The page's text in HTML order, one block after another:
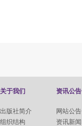
关于我们
出版社简介
组织结构
资讯公告
网站公告
资讯新闻